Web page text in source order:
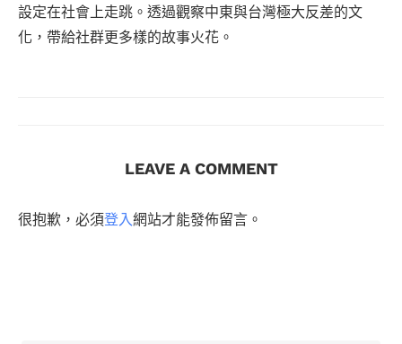
設定在社會上走跳。透過觀察中東與台灣極大反差的文
化，帶給社群更多樣的故事火花。
LEAVE A COMMENT
很抱歉，必須登入網站才能發佈留言。